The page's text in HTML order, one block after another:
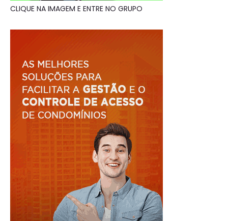
CLIQUE NA IMAGEM E ENTRE NO GRUPO